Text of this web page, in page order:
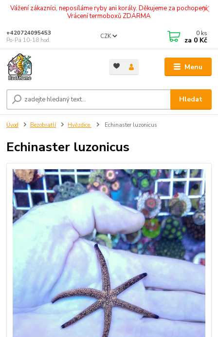
Vážení zákazníci, neposíláme ryby ani korály. Děkujeme za pochopení.
Vrácení termoboxů ZDARMA
Menu
CZK
Hledat
+420724095453
Po-Pá 10-18 hod.
0 ks
za 0 Kč
Úvod Bezobratlí Hvězdice Echinaster luzonicus
Echinaster luzonicus